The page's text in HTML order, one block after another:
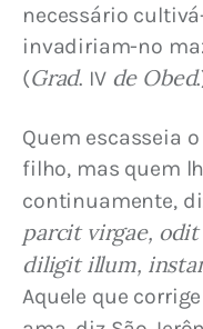
necessário
invadiriam-no
(Grad. IV de Obed
Quem escasseia
filho, mas quem
continuamente,
parcit virgae,
diligit illum,
Aquele que